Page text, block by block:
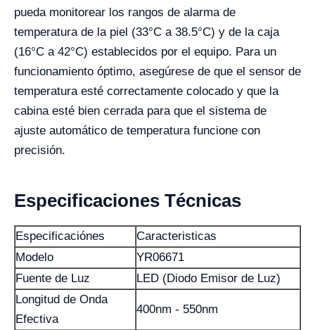
pueda monitorear los rangos de alarma de
temperatura de la piel (33°C a 38.5°C) y de la caja
(16°C a 42°C) establecidos por el equipo. Para un
funcionamiento óptimo, asegúrese de que el sensor de
temperatura esté correctamente colocado y que la
cabina esté bien cerrada para que el sistema de
ajuste automático de temperatura funcione con
precisión.
Especificaciones Técnicas
Especificaciónes
Caracteristicas
Modelo
YR06671
Fuente de Luz
LED (Diodo Emisor de Luz)
Longitud de Onda
Efectiva
400nm - 550nm